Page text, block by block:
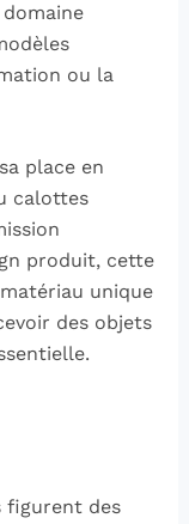
ou la
place en
calottes
produit, cette
unique
des objets
figurent des